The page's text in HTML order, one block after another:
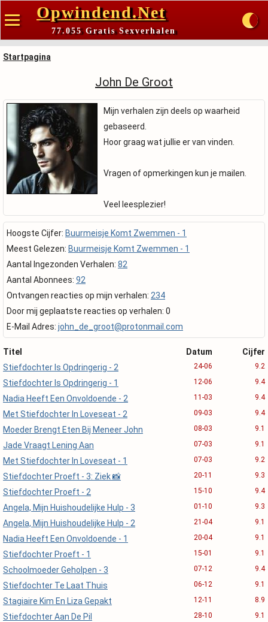
Opwindend.Net
77.055 Gratis Sexverhalen
Startpagina
John De Groot
Mijn verhalen zijn deels op waarheid
gebaseerd.
Hoor graag wat jullie er van vinden.
Vragen of opmerkingen kun je mailen.
Veel leesplezier!
Hoogste Cijfer: Buurmeisje Komt Zwemmen - 1
Meest Gelezen: Buurmeisje Komt Zwemmen - 1
Aantal Ingezonden Verhalen: 82
Aantal Abonnees: 92
Ontvangen reacties op mijn verhalen: 234
Door mij geplaatste reacties op verhalen: 0
E-Mail Adres: john_de_groot@protonmail.com
Titel Datum
Cijfer
Stiefdochter Is Opdringerig - 2
24-06 9.2
Stiefdochter Is Opdringerig - 1 12-06 9.4
Nadia Heeft Een Onvoldoende - 2 11-03 9.4
Met Stiefdochter In Loveseat - 2 09-03 9.4
Moeder Brengt Eten Bij Meneer John 08-03 9.1
Jade Vraagt Lening Aan 07-03 9.1
Met Stiefdochter In Loveseat - 1 07-03 9.2
Stiefdochter Proeft - 3: Ziek 📸 20-11 9.3
Stiefdochter Proeft - 2 15-10 9.4
Angela, Mijn Huishoudelijke Hulp - 3 01-10 9.3
Angela, Mijn Huishoudelijke Hulp - 2 21-04 9.1
Nadia Heeft Een Onvoldoende - 1 20-04 9.1
Stiefdochter Proeft - 1 15-01 9.1
Schoolmoeder Geholpen - 3 07-12 9.4
Stiefdochter Te Laat Thuis 06-12 9.1
Stagiaire Kim En Liza Gepakt 12-11 8.9
Stiefdochter Aan De Pil 28-10 9.1